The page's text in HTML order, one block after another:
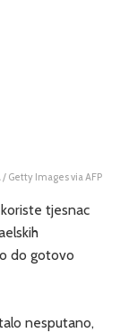
/ Getty Images via AFP
tjesnac
do gotovo
nesputano,